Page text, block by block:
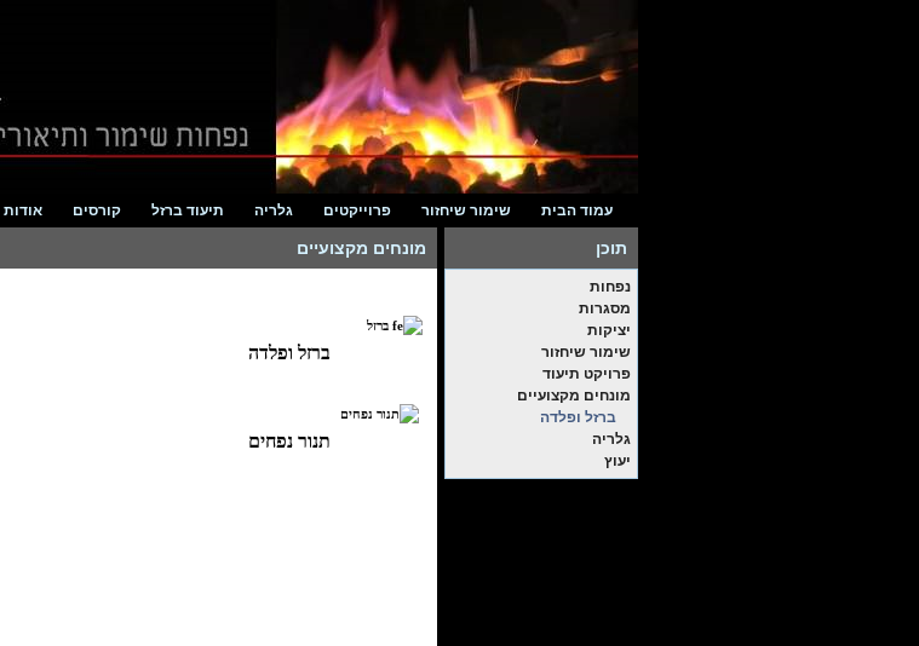
עמוד הבית שימור שיחזור פרוייקטים גלריה תיעוד ברזל קורסים אודות
מונחים מקצועיים
ברזל ופלדה
תנור נפחים
תוכן
נפחות
מסגרות
יציקות
שימור שיחזור
פרויקט תיעוד
מונחים מקצועיים
ברזל ופלדה
גלריה
יעוץ